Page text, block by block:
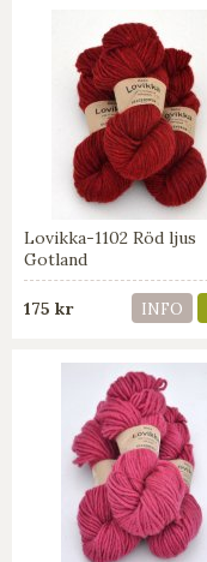
Lovikka-1102 Röd ljus
Gotland
175 kr INFO